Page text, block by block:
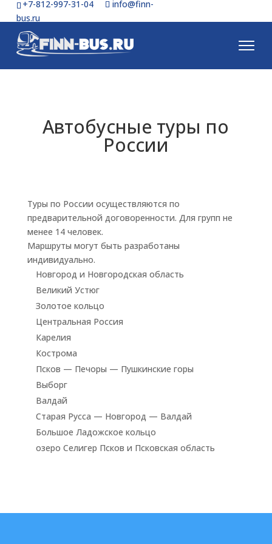
+7-812-997-31-04
info@finn-
bus.ru
Автобусные туры по
России
Туры по России осуществляются по
предварительной договоренности. Для групп не
менее 14 человек.
Маршруты могут быть разработаны
индивидуально.
Новгород и Новгородская область
Великий Устюг
Золотое кольцо
Центральная Россия
Карелия
Кострома
Псков — Печоры — Пушкинские горы
Выборг
Валдай
Старая Русса — Новгород — Валдай
Большое Ладожское кольцо
озеро Селигер Псков и Псковская область